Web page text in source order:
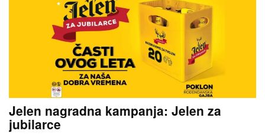
Jelen nagradna kampanja: Jelen za
jubilarce